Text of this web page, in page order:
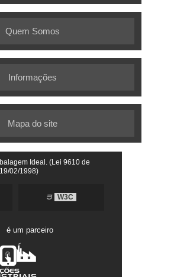
Quem Somos
Informações
Mapa do site
Ideal. (Lei 9610 de
19/02/1998)
W3C
é um parceiro